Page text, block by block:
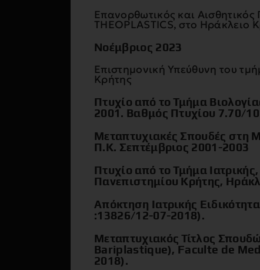
Επανορθωτικός και Αισθητικός
THEOPLASTICS, στο Ηράκλειο
Νοέμβριος 2023
Επιστημονική Υπεύθυνη του
Κρήτης
Πτυχίο από το Τμήμα
2001. Βαθμός Πτυχίου 7.70/10
Μεταπτυχιακές Σπουδές στη
Π.Κ. Σεπτέμβριος 2001-2003
Πτυχίο από το Τμήμα
Πανεπιστημίου Κρήτης,
Απόκτηση Ιατρικής
:13826/12-07-2018).
Μεταπτυχιακός Τίτλος
Bariplastique), Faculte de
2018).